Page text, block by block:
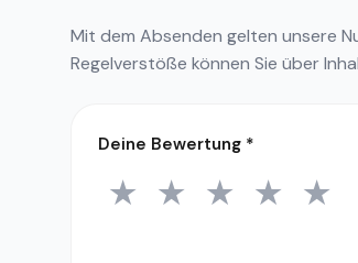
Mit dem Absenden gelten unsere
Regelverstöße können Sie über
Deine Bewertung *
1 Stern
★ 2 Sterne
★ 3 Sterne
★ 4
★ 5
★